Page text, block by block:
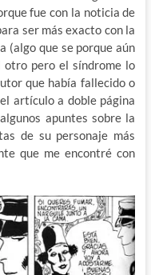
fue con la noticia de
ser más exacto con la
(algo que se porque aún
otro pero el síndrome lo
que había fallecido o
artículo a doble página
apuntes sobre la
de su personaje más
que me encontré con